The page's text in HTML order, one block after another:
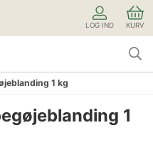
LOG IND KURV
1 kg
1